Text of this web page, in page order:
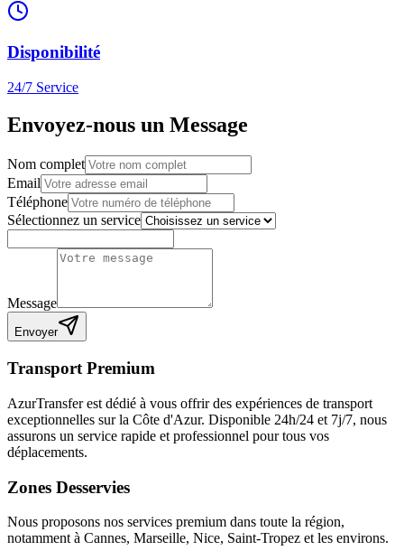
Disponibilité
24/7 Service
Envoyez-nous un Message
Nom complet
Email
Téléphone
Sélectionnez un service
Message
Envoyer
Transport Premium
AzurTransfer est dédié à vous offrir des expériences de transport
exceptionnelles sur la Côte d'Azur. Disponible 24h/24 et 7j/7, nous
assurons un service rapide et professionnel pour tous vos
déplacements.
Zones Desservies
Nous proposons nos services premium dans toute la région,
notamment à Cannes, Marseille, Nice, Saint-Tropez et les environs.